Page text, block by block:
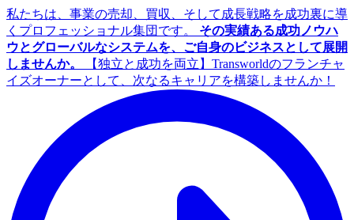
私たちは、事業の売却、買収、そして成長戦略を成功裏に導
くプロフェッショナル集団です。 その実績ある成功ノウハ
ウとグローバルなシステムを、ご自身のビジネスとして展開
しませんか。
【独立と成功を両立】Transworldのフランチャ
イズオーナーとして、次なるキャリアを構築しませんか！